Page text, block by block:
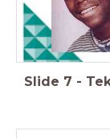
Slide 7 -